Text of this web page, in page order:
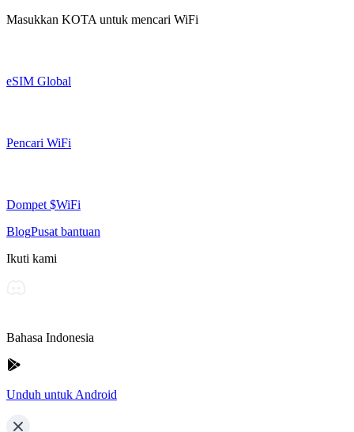
Masukkan KOTA untuk mencari WiFi
eSIM Global
Pencari WiFi
Dompet $WiFi
BlogPusat bantuan
Ikuti kami
Bahasa Indonesia
Unduh untuk Android